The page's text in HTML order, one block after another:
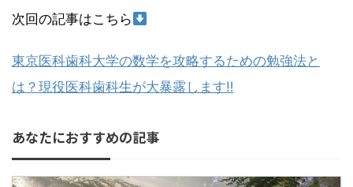
次回の記事はこちら
東京医科歯科大学の数学を攻略するための勉強法と
は？現役医科歯科生が大暴露します‼︎
あなたにおすすめの記事